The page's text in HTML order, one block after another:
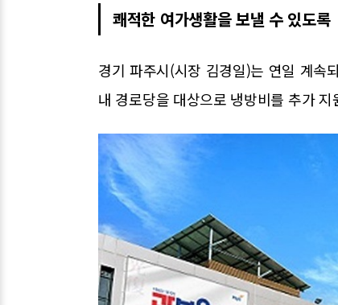
쾌적한 여가생활을 보낼 수 있도록
경기 파주시(시장 김경일)는 연일 계속
내 경로당을 대상으로 냉방비를 추가 지